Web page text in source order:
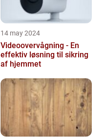
14 may 2024
Videoovervågning - En
effektiv løsning til sikring
af hjemmet